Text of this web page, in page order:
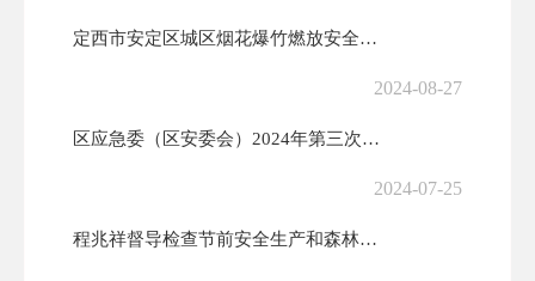
定西市安定区城区烟花爆竹燃放安全管理办法
2024-08-27
区应急委（区安委会）2024年第三次全体（扩大）会议召开
2024-07-25
程兆祥督导检查节前安全生产和森林草原防火工作